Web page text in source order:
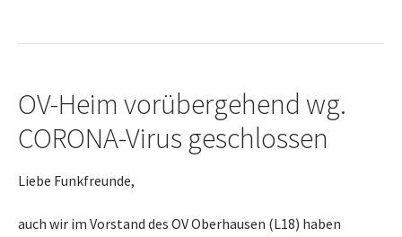
OV-Heim vorübergehend wg.
CORONA-Virus geschlossen
Liebe Funkfreunde,
auch wir im Vorstand des OV Oberhausen (L18) haben